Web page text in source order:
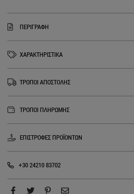
ΠΕΡΙΓΡΑΦΗ
ΧΑΡΑΚΤΗΡΙΣΤΙΚΑ
ΤΡΟΠΟΙ ΑΠΟΣΤΟΛΗΣ
ΤΡΟΠΟΙ ΠΛΗΡΩΜΗΣ
ΕΠΙΣΤΡΟΦΕΣ ΠΡΟΪΟΝΤΩΝ
+30 24210 83702